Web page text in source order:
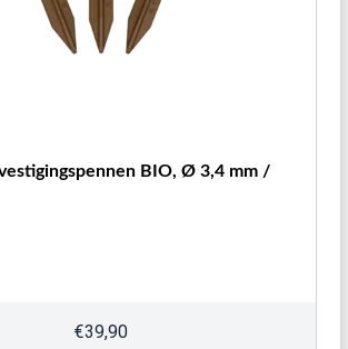
BIO, Ø 3,4 mm /
€39,90